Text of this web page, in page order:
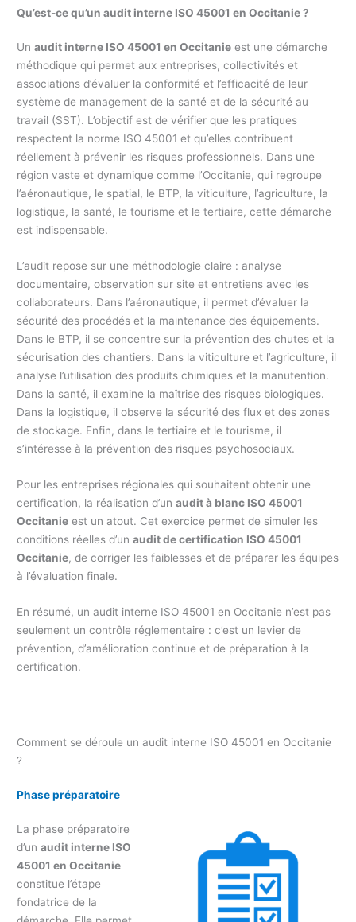
Qu’est-ce qu’un audit interne ISO 45001 en Occitanie ?
Unaudit interne ISO 45001 en Occitanie est une démarche
méthodique qui permet aux entreprises, collectivités et
associations d’évaluer la conformité et l’efficacité de leur
système de management de la santé et de la sécurité au
travail (SST). L’objectif est de vérifier que les pratiques
respectent la norme ISO 45001 et qu’elles contribuent
réellement à prévenir les risques professionnels. Dans une
région vaste et dynamique comme l’Occitanie, qui regroupe
l’aéronautique, le spatial, le BTP, la viticulture, l’agriculture, la
logistique, la santé, le tourisme et le tertiaire, cette démarche
est indispensable.
L’audit repose sur une méthodologie claire : analyse
documentaire, observation sur site et entretiens avec les
collaborateurs. Dans l’aéronautique, il permet d’évaluer la
sécurité des procédés et la maintenance des équipements.
Dans le BTP, il se concentre sur la prévention des chutes et la
sécurisation des chantiers. Dans la viticulture et l’agriculture, il
analyse l’utilisation des produits chimiques et la manutention.
Dans la santé, il examine la maîtrise des risques biologiques.
Dans la logistique, il observe la sécurité des flux et des zones
de stockage. Enfin, dans le tertiaire et le tourisme, il
s’intéresse à la prévention des risques psychosociaux.
Pour les entreprises régionales qui souhaitent obtenir une
certification, la réalisation d’unaudit à blanc ISO 45001
Occitanie est un atout. Cet exercice permet de simuler les
conditions réelles d’unaudit de certification ISO 45001
Occitanie, de corriger les faiblesses et de préparer les équipes
à l’évaluation finale.
En résumé, un audit interne ISO 45001 en Occitanie n’est pas
seulement un contrôle réglementaire : c’est un levier de
prévention, d’amélioration continue et de préparation à la
certification.
Comment se déroule un audit interne ISO 45001 en Occitanie
?
Phase préparatoire
La phase préparatoire
d’unaudit interne ISO
45001 en Occitanie
constitue l’étape
fondatrice de la